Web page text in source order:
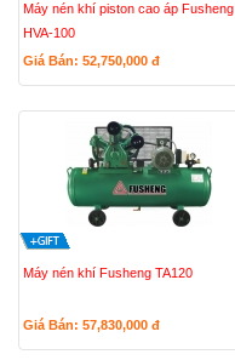
Máy nén khí piston cao áp Fusheng
HVA-100
Giá Bán: 52,750,000 đ
Máy nén khí Fusheng TA120
Giá Bán: 57,830,000 đ